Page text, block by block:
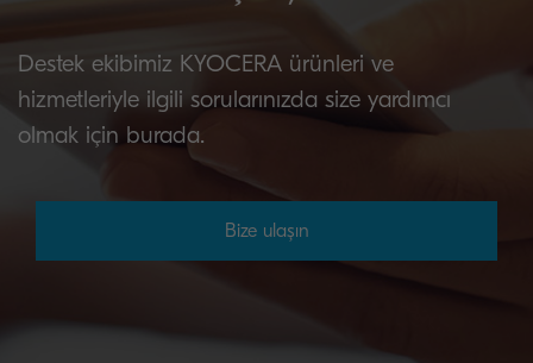
Destek ekibimiz KYOCERA ürünleri ve
hizmetleriyle ilgili sorularınızda size yardımcı
olmak için burada.
Bize ulaşın